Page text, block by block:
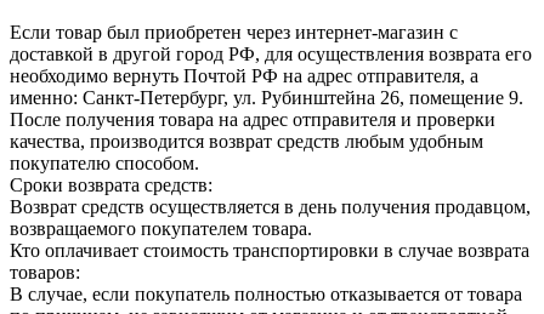
Если товар был приобретен через интернет-магазин с
доставкой в другой город РФ, для осуществления возврата его
необходимо вернуть Почтой РФ на адрес отправителя, а
именно: Санкт-Петербург, ул. Рубинштейна 26, помещение 9.
После получения товара на адрес отправителя и проверки
качества, производится возврат средств любым удобным
покупателю способом.
Сроки возврата средств:
Возврат средств осуществляется в день получения продавцом,
возвращаемого покупателем товара.
Кто оплачивает стоимость транспортировки в случае возврата
товаров:
В случае, если покупатель полностью отказывается от товара